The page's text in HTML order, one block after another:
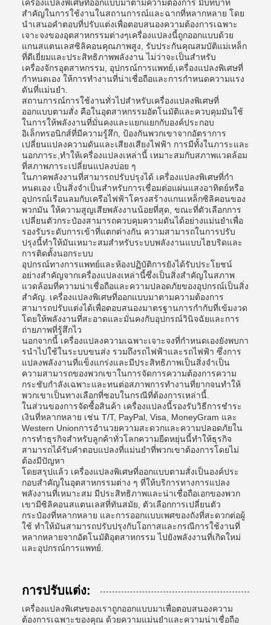
เครื่องแปลงพิเศษที่ออกแบบมาตามความต้องการ มีบทบาท
สําคัญในการใช้งานในสถานการณ์และฉากที่หลากหลาย โดย
นําเสนอคําตอบที่ปรับแต่งเพื่อตอบสนองความต้องการเฉพาะ
เจาะจงของอุตสาหกรรมต่างๆเครื่องแปลงนี้ถูกออกแบบด้วย
แกนสแตนเลสซิลิคอนคุณภาพสูง, รับประกันคุณสมบัติแม่เหล็ก
ที่ดีเยี่ยมและประสิทธิภาพพลังงาน ไม่ว่าจะเป็นสําหรับ
เครื่องจักรอุตสาหกรรม, อุปกรณ์การแพทย์,เครื่องแปลงพิเศษที่
กําหนดเอง ให้การทํางานที่น่าเชื่อถือและการกําหนดความแรง
ดันที่แม่นยํา.
สถานการณ์การใช้งานทั่วไปสําหรับเครื่องแปลงพิเศษที่
ออกแบบตามสั่ง คือในอุตสาหกรรมอัตโนมัติและควบคุมมันใช้
ในการให้พลังงานที่มั่นคงและแยกแยกกับองค์ประกอบ
อิเล็กทรอนิกส์ที่มีความรู้สึก, ป้องกันพวกเขาจากอัตราการ
เปลี่ยนแปลงความดันและเสียงเสียงไฟฟ้า การมีทั้งในภาระและ
นอกภาระ,ทําให้เครื่องแปลงเหล่านี้ เหมาะสมกับสภาพแวดล้อม
ที่สภาพภาระเปลี่ยนแปลงบ่อย ๆ
ในภาคพลังงานที่สามารถปรับปรุงได้ เครื่องแปลงพิเศษที่กํา
หนดเอง เป็นสิ่งจําเป็นสําหรับการเชื่อมต่อแผ่นแสงอาทิตย์หรือ
อุปกรณ์เรือนลมกับเครือไฟฟ้าโครงสร้างแกนเหล็กซิลิคอนของ
พวกมัน ให้ความสูญเสียพลังงานน้อยที่สุด, ขณะที่ตัวเลือกการ
เปลี่ยนตัวกระป๋องสามารถควบคุมความดันได้อย่างแม่นยําเพื่อ
รองรับระดับการเข้าที่แตกต่างกัน ความสามารถในการปรับ
ปรุงนี้ทําให้มันเหมาะสมสําหรับระบบพลังงานแบบไฮบริดและ
การติดตั้งนอกระบบ
อุปกรณ์ทางการแพทย์และห้องปฏิบัติการยังได้รับประโยชน์
อย่างสําคัญจากเครื่องแปลงเหล่านี้ซึ่งเป็นสิ่งสําคัญในสภาพ
แวดล้อมที่ความน่าเชื่อถือและความปลอดภัยของอุปกรณ์เป็นสิ่ง
สําคัญ. เครื่องแปลงพิเศษที่ออกแบบมาตามความต้องการ
สามารถปรับแต่งได้เพื่อตอบสนองมาตรฐานการกํากับที่เข้มงวด
โดยให้พลังงานที่สะอาดและมั่นคงกับอุปกรณ์วินิจฉัยและการ
ถ่ายภาพที่รู้สึกไว
นอกจากนี้ เครื่องแปลงความเฉพาะเจาะจงที่กําหนดเองยังพบกา
รนําไปใช้ในระบบขนส่ง รวมถึงรถไฟฟ้าและรถไฟฟ้า ซึ่งการ
แปลงพลังงานที่แข็งแกร่งและมีประสิทธิภาพเป็นสิ่งจําเป็น
ความสามารถของพวกเขาในการจัดการความต้องการความ
กระชับกําลังเฉพาะและทนต่อสภาพการทํางานที่ยากจนทําให้
พวกเขาเป็นทางเลือกที่ชอบในกรณีที่ต้องการเหล่านี้.
ในส่วนของการจัดซื้อสินค้า เครื่องแปลงนี้รองรับวิธีการชําระ
เงินที่หลากหลาย เช่น T/T, PayPal, Visa, MoneyGram และ
Western Unionการอํานวยความสะดวกและความปลอดภัยใน
การทําธุรกิจสําหรับลูกค้าทั่วโลกความยืดหยุ่นนี้ทําให้ธุรกิจ
สามารถได้รับคําตอบแปลงที่แม่นยําที่พวกเขาต้องการโดยไม่
ต้องมีปัญหา
โดยสรุปแล้ว เครื่องแปลงพิเศษที่ออกแบบตามสั่งเป็นองค์ประ
กอบสําคัญในอุตสาหกรรมต่าง ๆ ที่ให้บริการทางการแปลง
พลังงานที่เหมาะสม มีประสิทธิภาพและน่าเชื่อถือเอกของพวก
เขามีซิลิคอนสแตนเลสที่ทันสมัย, ตัวเลือกการเปลี่ยนตัว
กระป๋องที่หลากหลาย และการออกแบบเพศของถังที่สะดวกต่อผู้
ใช้ ทําให้มันสามารถปรับปรุงกับโอกาสและกรณีการใช้งานที่
หลากหลายจากอัตโนมัติอุตสาหกรรม ไปยังพลังงานที่เกิดใหม่
และอุปกรณ์การแพทย์.
การปรับแต่ง:
เครื่องแปลงพิเศษของเราถูกออกแบบมาเพื่อตอบสนองความ
ต้องการเฉพาะของคุณ ด้วยความแม่นยําและความน่าเชื่อถือ